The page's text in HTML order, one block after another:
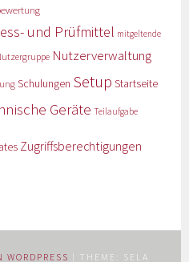
und Prüfmittel mitgeltende
Nutzerverwaltung
Schulungen Setup Startseite
Geräte Teilaufgabe
Zugriffsberechtigungen
| THEME: SELA